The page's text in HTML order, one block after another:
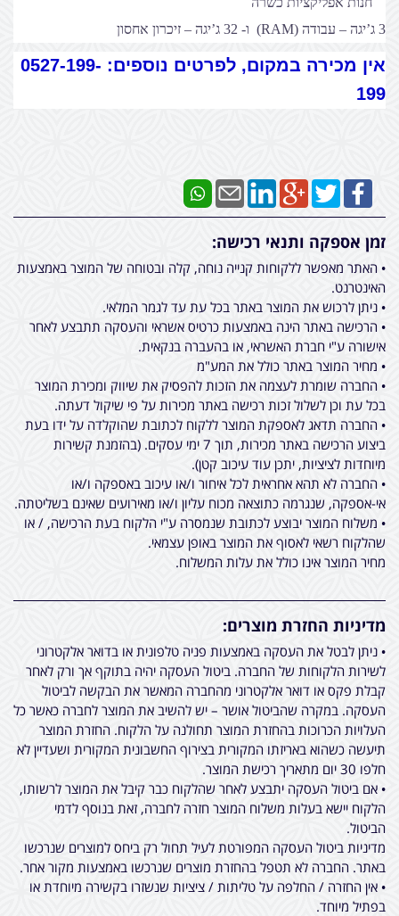
3 ג’יגה – עבודה (RAM) ו- 32 ג’יגה – זיכרון אחסון
אין מכירה במקום, לפרטים נוספים: 0527-199-
199
זמן אספקה ותנאי רכישה:
• האתר מאפשר ללקוחות קנייה נוחה, קלה ובטוחה של המוצר באמצעות
האינטרנט.
• ניתן לרכוש את המוצר באתר בכל עת עד לגמר המלאי.
• הרכישה באתר הינה באמצעות כרטיס אשראי והעסקה תתבצע לאחר
אישורה ע"י חברת האשראי, או בהעברה בנקאית.
• מחיר המוצר באתר כולל את המע"מ
• החברה שומרת לעצמה את הזכות להפסיק את שיווק ומכירת המוצר
בכל עת וכן לשלול זכות רכישה באתר מכירות על פי שיקול דעתה.
• החברה תדאג לאספקת המוצר ללקוח לכתובת שהוקלדה על ידו בעת
ביצוע הרכישה באתר מכירות, תוך 7 ימי עסקים. (בהזמנת קשירות
מיוחדות לציציות, יתכן עוד עיכוב קטן).
• החברה לא תהא אחראית לכל איחור ו/או עיכוב באספקה ו/או
אי-אספקה, שנגרמה כתוצאה מכוח עליון ו/או מאירועים שאינם בשליטתה.
• משלוח המוצר יבוצע לכתובת שנמסרה ע"י הלקוח בעת הרכישה, / או
שהלקוח רשאי לאסוף את המוצר באופן עצמאי.
מחיר המוצר אינו כולל את עלות המשלוח.
מדיניות החזרת מוצרים:
• ניתן לבטל את העסקה באמצעות פניה טלפונית או בדואר אלקטרוני
לשירות הלקוחות של החברה. ביטול העסקה יהיה בתוקף אך ורק לאחר
קבלת פקס או דואר אלקטרוני מהחברה המאשר את הבקשה לביטול
העסקה. במקרה שהביטול אושר – יש להשיב את המוצר לחברה כאשר כל
העלויות הכרוכות בהחזרת המוצר תחולנה על הלקוח. החזרת המוצר
תיעשה כשהוא באריזתו המקורית בצירוף החשבונית המקורית ושעדיין לא
חלפו 30 יום מתאריך רכישת המוצר.
• אם ביטול העסקה יתבצע לאחר שהלקוח כבר קיבל את המוצר לרשותו,
הלקוח יישא בעלות משלוח המוצר חזרה לחברה, זאת בנוסף לדמי
הביטול.
מדיניות ביטול העסקה המפורטת לעיל תחול רק ביחס למוצרים שנרכשו
באתר. החברה לא תטפל בהחזרת מוצרים שנרכשו באמצעות מקור אחר.
• אין החזרה / החלפה על טליתות / ציציות שנשזרו בקשירה מיוחדת או
בפתיל מיוחד.